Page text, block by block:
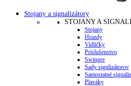
Stojany a signalizátory
STOJANY A
Stojany
Hrazdy
Vidličky
Príslušenstvo
Swingre
Sady signlizátorov
Samostatné
Plaváky